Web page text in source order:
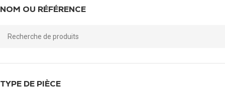
NOM OU RÉFÉRENCE
TYPE DE PIÈCE